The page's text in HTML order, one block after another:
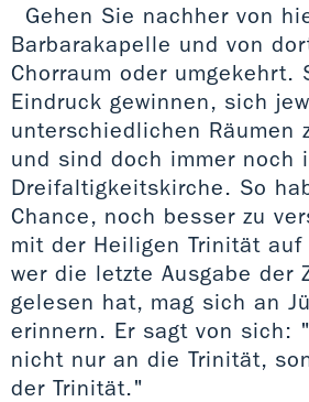
Gehen Sie nachher von
Barbarakapelle und von
Chorraum oder umgekehrt.
Eindruck gewinnen, sich
unterschiedlichen Räumen
und sind doch immer noch
Dreifaltigkeitskirche. So
Chance, noch besser zu
mit der Heiligen Trinität
wer die letzte Ausgabe der
gelesen hat, mag sich an
erinnern. Er sagt von sich:
nicht nur an die Trinität,
der Trinität."